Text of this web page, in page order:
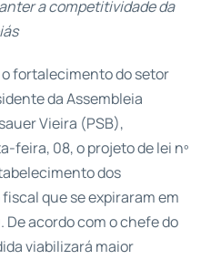
a competitividade da
fortalecimento do setor
da Assembleia
Vieira (PSB),
feira, 08, o projeto de lei nº
dos
que se expiraram em
De acordo com o chefe do
viabilizará maior